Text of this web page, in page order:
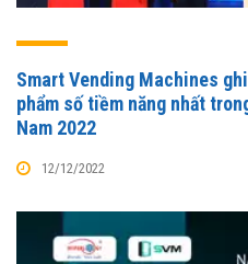
Smart Vending Machines
phẩm số tiềm năng nhất
Nam 2022
12/12/2022